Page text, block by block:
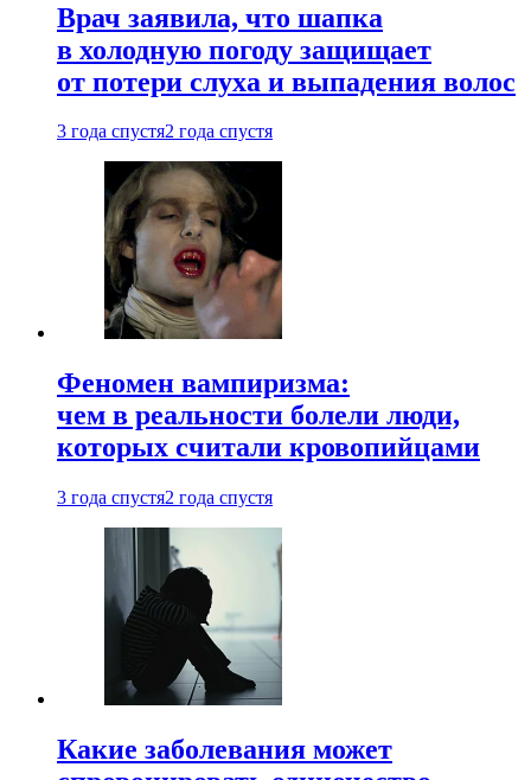
Врач заявила, что шапка
в холодную погоду защищает
от потери слуха и выпадения волос
3 года спустя2 года спустя
Феномен вампиризма:
чем в реальности болели люди,
которых считали кровопийцами
3 года спустя2 года спустя
Какие заболевания может